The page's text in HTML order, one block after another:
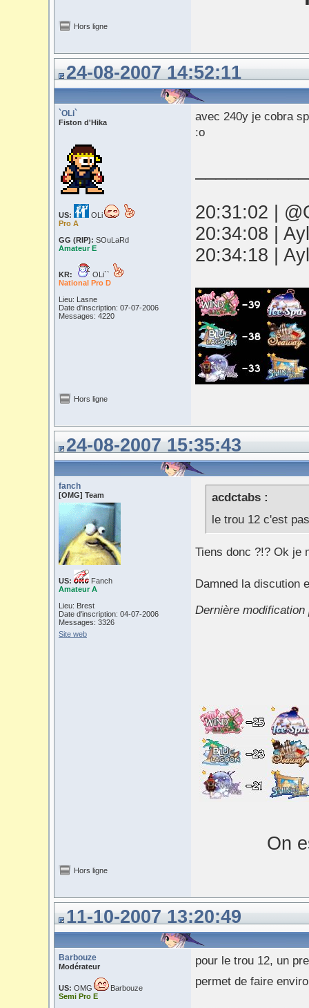
Hors ligne
24-08-2007 14:52:11
`OLi`
Fiston d'Hika
US:
OLi
Pro A
GG (RIP): SOuLaRd
Amateur E
KR:
OLi``
National Pro D
Lieu: Lasne
Date d'inscription: 07-07-2006
Messages: 4220
avec 240y je cobra
:o
20:31:02 |
20:34:08 |
20:34:18 |
Hors ligne
24-08-2007 15:35:43
fanch
[OMG] Team
US:
Fanch
Amateur A
Lieu: Brest
Date d'inscription: 04-07-2006
Messages: 3326
Site web
acdctabs :
le trou 12 c'est
Tiens donc ?!? Ok je
Damned la discution
Dernière modification
On
Hors ligne
11-10-2007 13:20:49
Barbouze
Modérateur
US: OMG
Barbouze
Semi Pro E
pour le trou 12, un
permet de faire